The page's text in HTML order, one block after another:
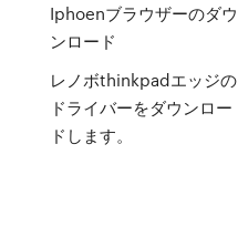
Iphoenブラウザーのダウ
ンロード
レノボthinkpadエッジの
ドライバーをダウンロー
ドします。